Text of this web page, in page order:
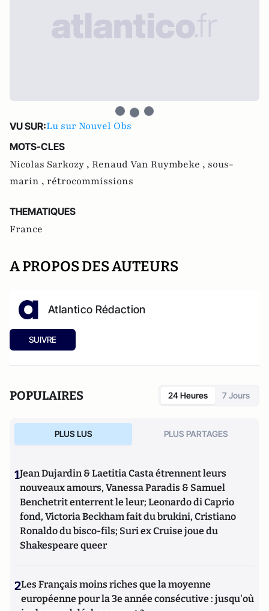
VU SUR:Lu sur Nouvel Obs
MOTS-CLES
Nicolas Sarkozy , Renaud Van Ruymbeke , sous-
marin , rétrocommissions
THEMATIQUES
France
A PROPOS DES AUTEURS
Atlantico Rédaction
SUIVRE
POPULAIRES 24 Heures 7 Jours
PLUS LUS PLUS PARTAGES
1Jean Dujardin & Laetitia Casta étrennent leurs
nouveaux amours, Vanessa Paradis & Samuel
Benchetrit enterrent le leur; Leonardo di Caprio
fond, Victoria Beckham fait du brukini, Cristiano
Ronaldo du bisco-fils; Suri ex Cruise joue du
Shakespeare queer
2Les Français moins riches que la moyenne
européenne pour la 3e année consécutive : jusqu'où